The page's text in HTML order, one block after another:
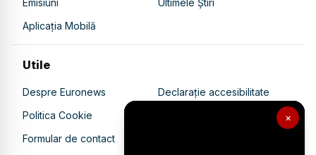
×
Aplicația Mobilă
Utile
Despre Euronews
Declarație accesibilitate
Politica Cookie
Politica de confidențialitate
Formular de contact